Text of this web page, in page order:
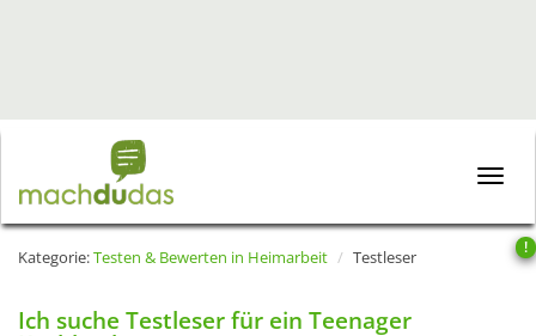
Toggle
!
Kategorie:Testen & Bewerten in Heimarbeit Testleser
Ich suche Testleser für ein Teenager